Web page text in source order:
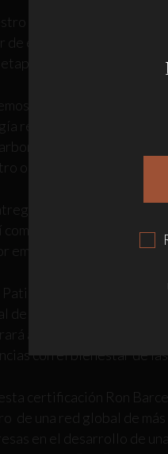
compromiso con la
de energía 100%
etapa de nuestra
el propósito de
renovable, diseñando
al 2050.
objetivo de liderar la
de la certificación
como con
empresarial y social.
Patiño, Directora
de Empresas B es
a otros, sino que
con el bienestar de
certificación Ron
de una red global de
en el desarrollo de